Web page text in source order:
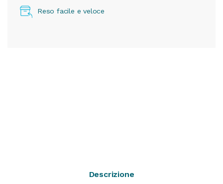
Reso facile e veloce
Descrizione